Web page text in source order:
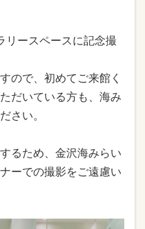
リースペースに記念撮
ので、初めてご来館く
だいている方も、海み
さい。
るため、金沢海みらい
ーでの撮影をご遠慮い